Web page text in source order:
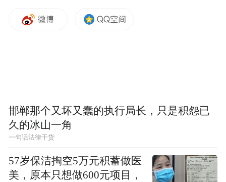
暑假：2026年7月11日—8月30日
邯郸那个又坏又蠢的执行局长，只是积怨已
久的冰山一角
一句话法律干货
57岁保洁掏空5万元积蓄做医
美，原本只想做600元项目，